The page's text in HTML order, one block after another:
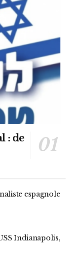
: de
espagnole
Indianapolis,